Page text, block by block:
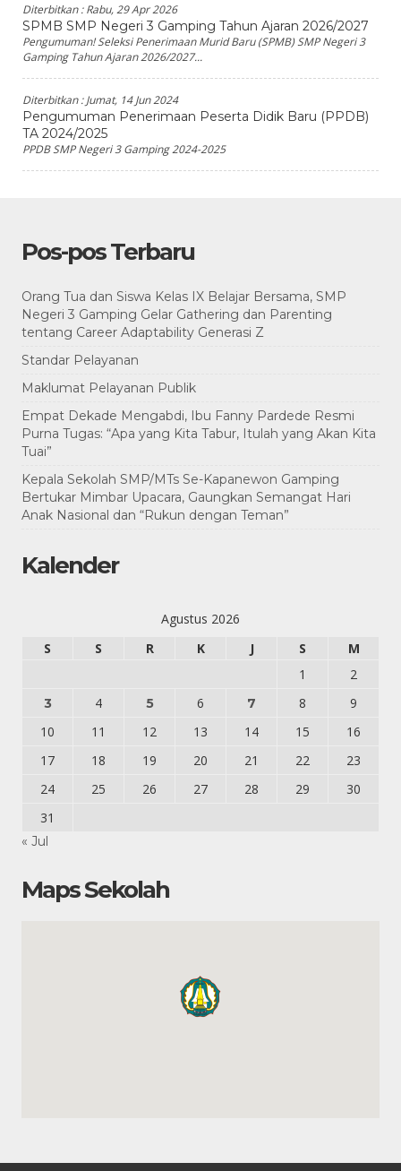
Diterbitkan :Rabu, 29 Apr 2026
SPMB SMP Negeri 3 Gamping Tahun Ajaran 2026/2027
Pengumuman! Seleksi Penerimaan Murid Baru (SPMB) SMP Negeri 3
Gamping Tahun Ajaran 2026/2027...
Diterbitkan :Jumat, 14 Jun 2024
Pengumuman Penerimaan Peserta Didik Baru (PPDB)
TA 2024/2025
PPDB SMP Negeri 3 Gamping 2024-2025
Pos-pos Terbaru
Orang Tua dan Siswa Kelas IX Belajar Bersama, SMP
Negeri 3 Gamping Gelar Gathering dan Parenting
tentang Career Adaptability Generasi Z
Standar Pelayanan
Maklumat Pelayanan Publik
Empat Dekade Mengabdi, Ibu Fanny Pardede Resmi
Purna Tugas: “Apa yang Kita Tabur, Itulah yang Akan Kita
Tuai”
Kepala Sekolah SMP/MTs Se-Kapanewon Gamping
Bertukar Mimbar Upacara, Gaungkan Semangat Hari
Anak Nasional dan “Rukun dengan Teman”
Kalender
Agustus 2026
S
S R K J S
M
1
2
3 4 5 6 7 8
9
10
11 12 13 14 15
16
17
18 19 20 21 22
23
24
25 26 27 28 29
30
31
« Jul
Maps Sekolah